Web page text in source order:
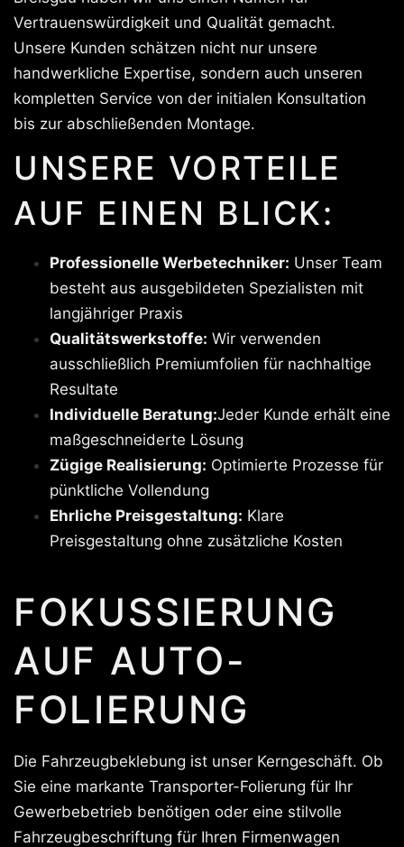
Vertrauenswürdigkeit und Qualität gemacht.
Unsere Kunden schätzen nicht nur unsere
handwerkliche Expertise, sondern auch unseren
kompletten Service von der initialen Konsultation
bis zur abschließenden Montage.
UNSERE VORTEILE
AUF EINEN BLICK:
Professionelle Werbetechniker: Unser Team
besteht aus ausgebildeten Spezialisten mit
langjähriger Praxis
Qualitätswerkstoffe: Wir verwenden
ausschließlich Premiumfolien für nachhaltige
Resultate
Individuelle Beratung:Jeder Kunde erhält eine
maßgeschneiderte Lösung
Zügige Realisierung: Optimierte Prozesse für
pünktliche Vollendung
Ehrliche Preisgestaltung: Klare
Preisgestaltung ohne zusätzliche Kosten
FOKUSSIERUNG
AUF AUTO-
FOLIERUNG
Die Fahrzeugbeklebung ist unser Kerngeschäft. Ob
Sie eine markante Transporter-Folierung für Ihr
Gewerbebetrieb benötigen oder eine stilvolle
Fahrzeugbeschriftung für Ihren Firmenwagen